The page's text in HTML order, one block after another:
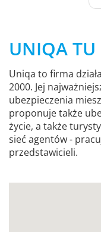
UNIQA TU
Uniqa to firma
2000. Jej
ubezpieczenia
proponuje także
życie, a także
sieć agentów -
przedstawicieli.